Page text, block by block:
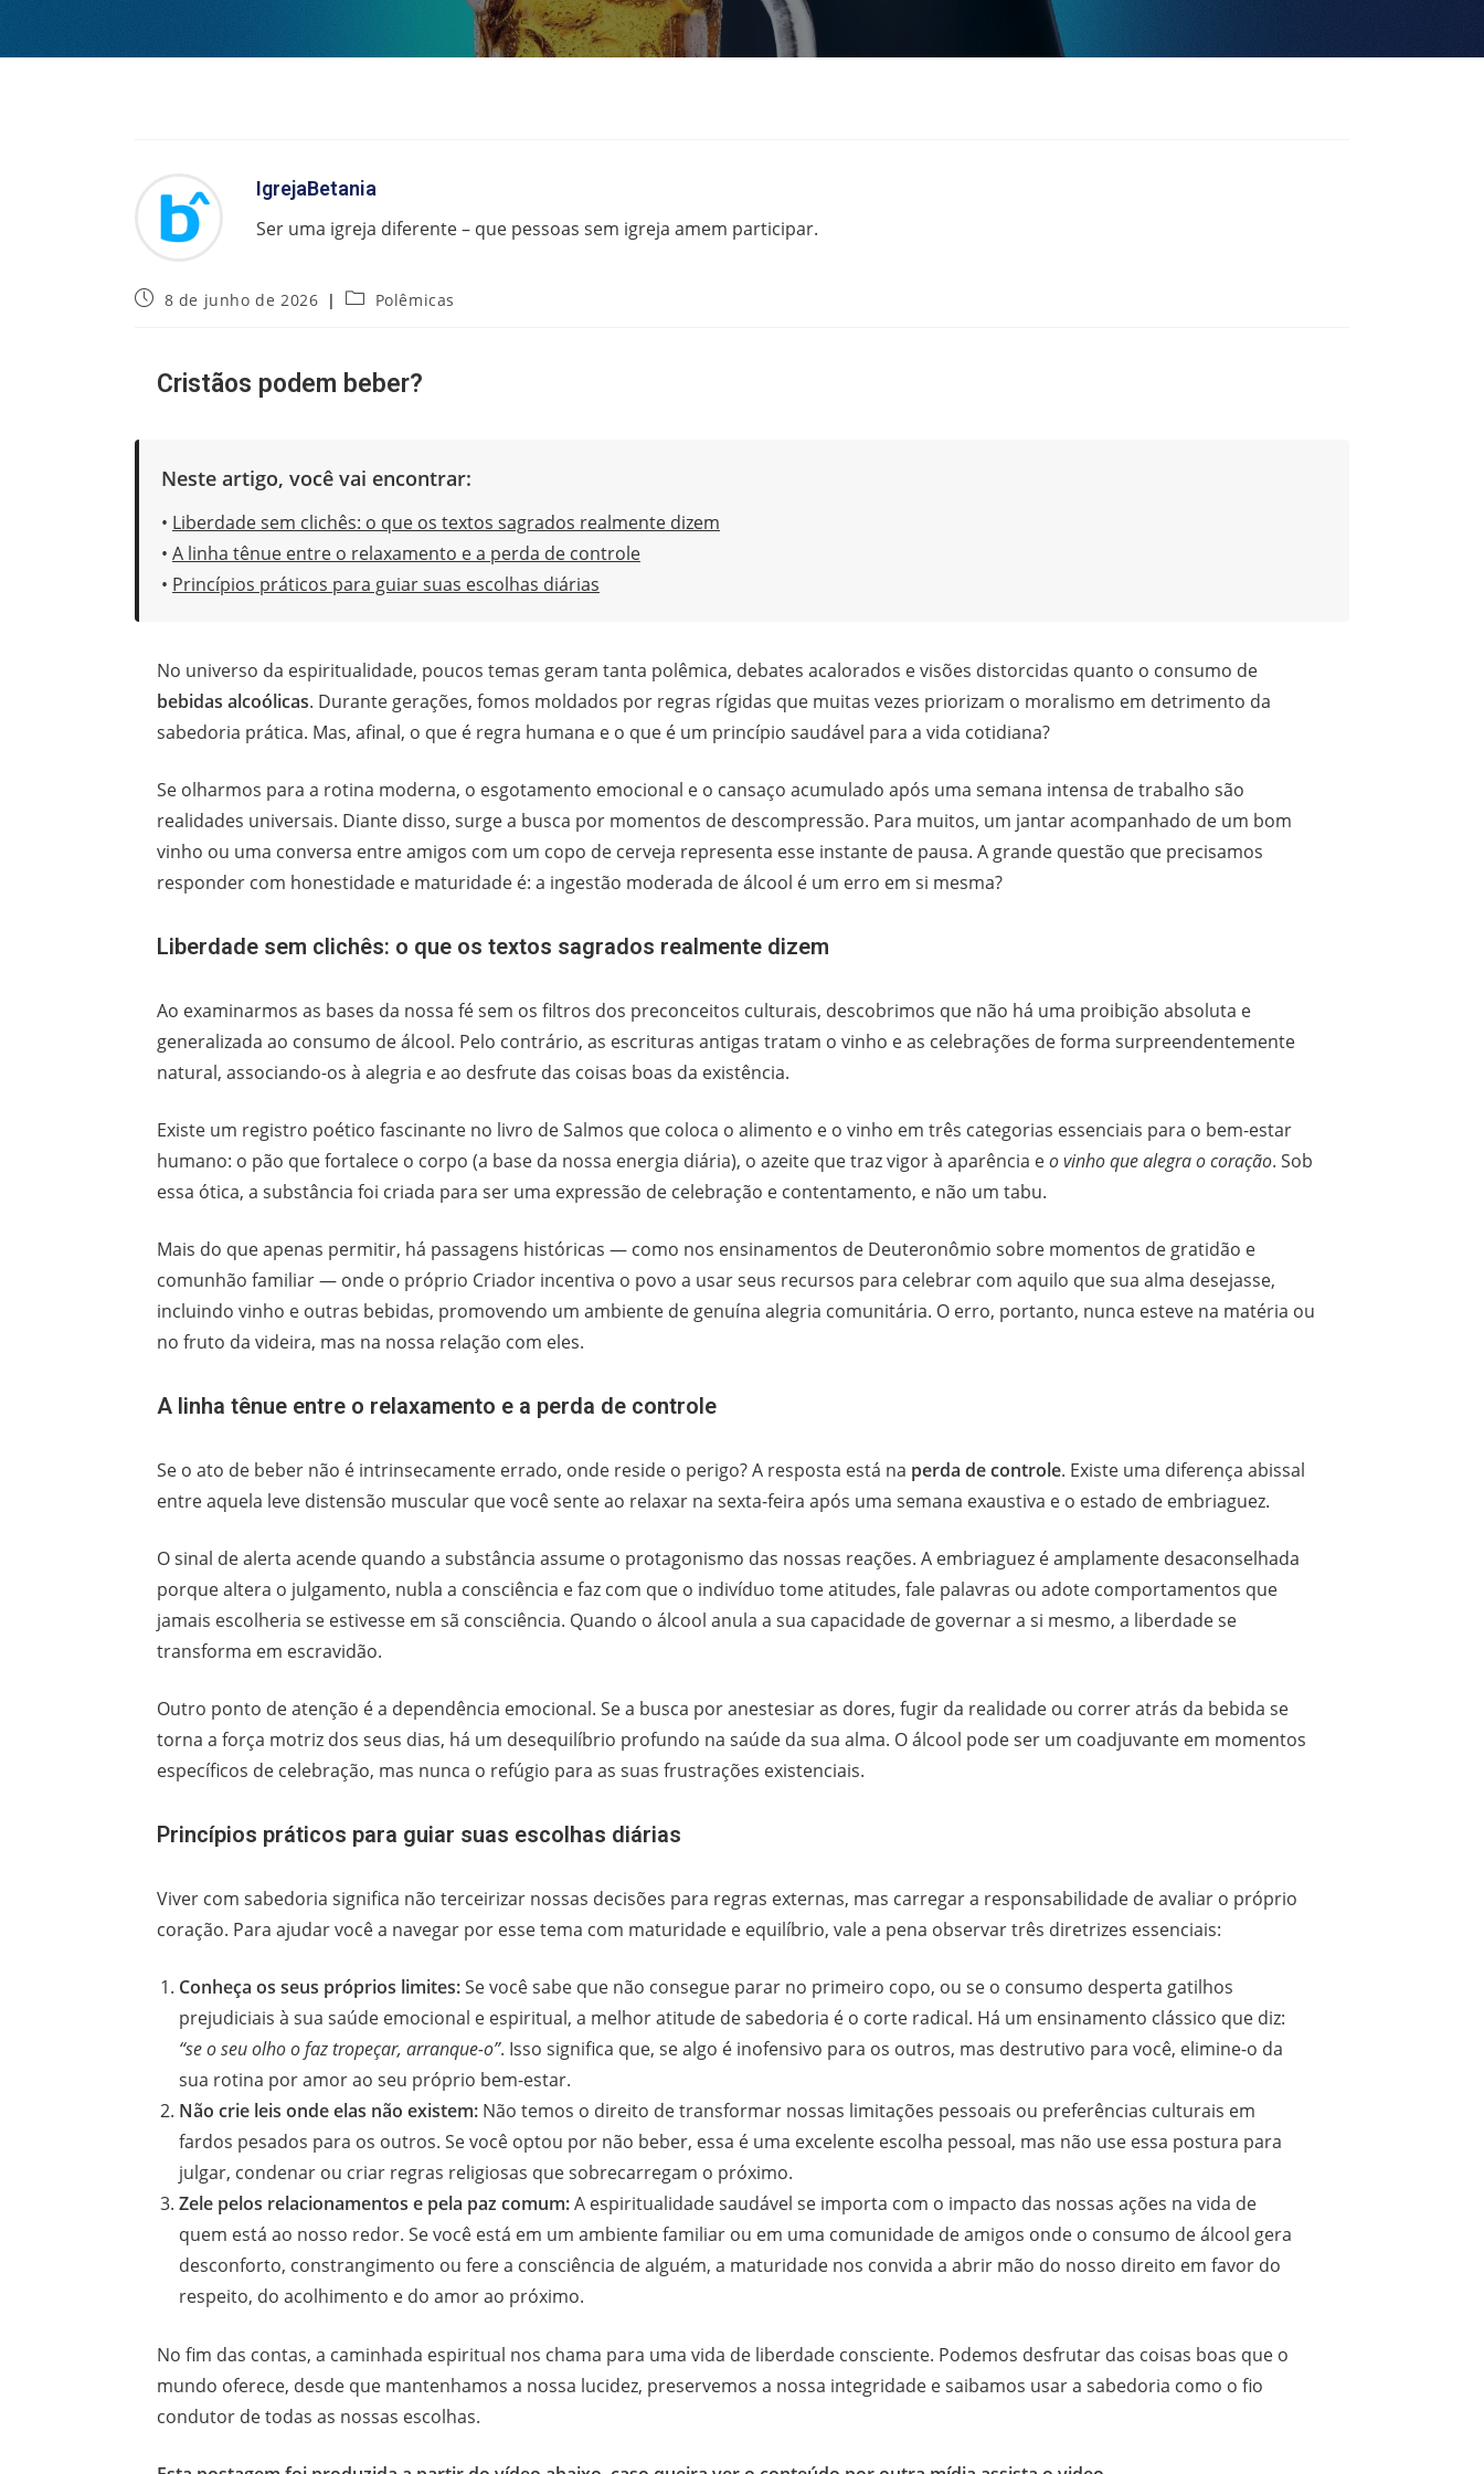
IgrejaBetania
Ser uma igreja diferente – que pessoas sem igreja amem participar.
Post8 de junho de 2026
Categoria
Polêmicas
Cristãos podem beber?
Neste artigo, você vai encontrar:
• Liberdade sem clichês: o que os textos sagrados realmente dizem
• A linha tênue entre o relaxamento e a perda de controle
• Princípios práticos para guiar suas escolhas diárias
No universo da espiritualidade, poucos temas geram tanta polêmica, debates acalorados e visões distorcidas quanto o consumo de
bebidas alcoólicas. Durante gerações, fomos moldados por regras rígidas que muitas vezes priorizam o moralismo em detrimento da
sabedoria prática. Mas, afinal, o que é regra humana e o que é um princípio saudável para a vida cotidiana?
Se olharmos para a rotina moderna, o esgotamento emocional e o cansaço acumulado após uma semana intensa de trabalho são
realidades universais. Diante disso, surge a busca por momentos de descompressão. Para muitos, um jantar acompanhado de um bom
vinho ou uma conversa entre amigos com um copo de cerveja representa esse instante de pausa. A grande questão que precisamos
responder com honestidade e maturidade é: a ingestão moderada de álcool é um erro em si mesma?
Liberdade sem clichês: o que os textos sagrados realmente dizem
Ao examinarmos as bases da nossa fé sem os filtros dos preconceitos culturais, descobrimos que não há uma proibição absoluta e
generalizada ao consumo de álcool. Pelo contrário, as escrituras antigas tratam o vinho e as celebrações de forma surpreendentemente
natural, associando-os à alegria e ao desfrute das coisas boas da existência.
Existe um registro poético fascinante no livro de Salmos que coloca o alimento e o vinho em três categorias essenciais para o bem-estar
humano: o pão que fortalece o corpo (a base da nossa energia diária), o azeite que traz vigor à aparência eo vinho que alegra o coração. Sob
essa ótica, a substância foi criada para ser uma expressão de celebração e contentamento, e não um tabu.
Mais do que apenas permitir, há passagens históricas — como nos ensinamentos de Deuteronômio sobre momentos de gratidão e
comunhão familiar — onde o próprio Criador incentiva o povo a usar seus recursos para celebrar com aquilo que sua alma desejasse,
incluindo vinho e outras bebidas, promovendo um ambiente de genuína alegria comunitária. O erro, portanto, nunca esteve na matéria ou
no fruto da videira, mas na nossa relação com eles.
A linha tênue entre o relaxamento e a perda de controle
Se o ato de beber não é intrinsecamente errado, onde reside o perigo? A resposta está na perda de controle. Existe uma diferença abissal
entre aquela leve distensão muscular que você sente ao relaxar na sexta-feira após uma semana exaustiva e o estado de embriaguez.
O sinal de alerta acende quando a substância assume o protagonismo das nossas reações. A embriaguez é amplamente desaconselhada
porque altera o julgamento, nubla a consciência e faz com que o indivíduo tome atitudes, fale palavras ou adote comportamentos que
jamais escolheria se estivesse em sã consciência. Quando o álcool anula a sua capacidade de governar a si mesmo, a liberdade se
transforma em escravidão.
Outro ponto de atenção é a dependência emocional. Se a busca por anestesiar as dores, fugir da realidade ou correr atrás da bebida se
torna a força motriz dos seus dias, há um desequilíbrio profundo na saúde da sua alma. O álcool pode ser um coadjuvante em momentos
específicos de celebração, mas nunca o refúgio para as suas frustrações existenciais.
Princípios práticos para guiar suas escolhas diárias
Viver com sabedoria significa não terceirizar nossas decisões para regras externas, mas carregar a responsabilidade de avaliar o próprio
coração. Para ajudar você a navegar por esse tema com maturidade e equilíbrio, vale a pena observar três diretrizes essenciais:
Conheça os seus próprios limites:Se você sabe que não consegue parar no primeiro copo, ou se o consumo desperta gatilhos
prejudiciais à sua saúde emocional e espiritual, a melhor atitude de sabedoria é o corte radical. Há um ensinamento clássico que diz:
“se o seu olho o faz tropeçar, arranque-o”. Isso significa que, se algo é inofensivo para os outros, mas destrutivo para você, elimine-o da
sua rotina por amor ao seu próprio bem-estar.
Não crie leis onde elas não existem: Não temos o direito de transformar nossas limitações pessoais ou preferências culturais em
fardos pesados para os outros. Se você optou por não beber, essa é uma excelente escolha pessoal, mas não use essa postura para
julgar, condenar ou criar regras religiosas que sobrecarregam o próximo.
Zele pelos relacionamentos e pela paz comum:A espiritualidade saudável se importa com o impacto das nossas ações na vida de
quem está ao nosso redor. Se você está em um ambiente familiar ou em uma comunidade de amigos onde o consumo de álcool gera
desconforto, constrangimento ou fere a consciência de alguém, a maturidade nos convida a abrir mão do nosso direito em favor do
respeito, do acolhimento e do amor ao próximo.
No fim das contas, a caminhada espiritual nos chama para uma vida de liberdade consciente. Podemos desfrutar das coisas boas que o
mundo oferece, desde que mantenhamos a nossa lucidez, preservemos a nossa integridade e saibamos usar a sabedoria como o fio
condutor de todas as nossas escolhas.